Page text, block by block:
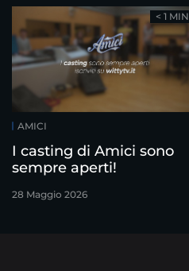
AMICI
I casting di Amici sono
sempre aperti!
28 Maggio 2026
< 1 MIN